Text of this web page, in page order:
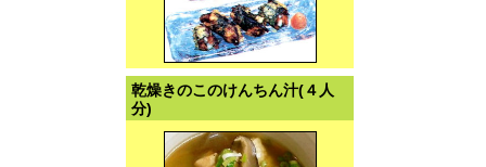
乾燥きのこのけんちん汁(４人
分)